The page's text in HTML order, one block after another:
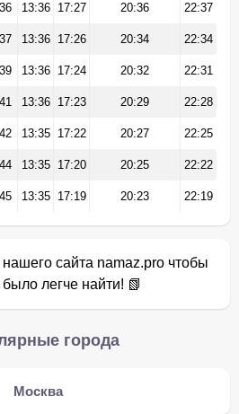
13:36 17:27 20:36 22:37
13:36 17:26 20:34 22:34
13:36 17:24 20:32 22:31
13:36 17:23 20:29 22:28
13:35 17:22 20:27 22:25
13:35 17:20 20:25 22:22
13:35 17:19 20:23 22:19
сайта namaz.pro чтобы
легче найти! 📗
города
Москва